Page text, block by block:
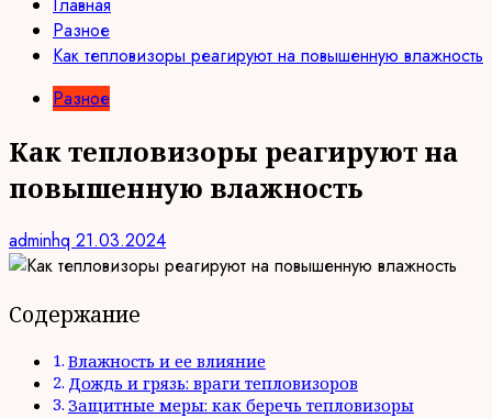
Разное
Как тепловизоры реагируют на повышенную влажность
Разное
Как тепловизоры реагируют на
повышенную влажность
adminhq 21.03.2024
Содержание
Влажность и ее влияние
Дождь и грязь: враги тепловизоров
Защитные меры: как беречь тепловизоры